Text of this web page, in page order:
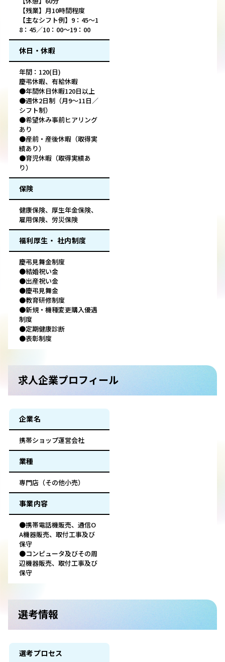
【残業】月10時間程度
【主なシフト例】9：45～1
8：45／10：00～19：00
休日・休暇
年間：120(日)
慶弔休暇、有給休暇
●年間休日休暇120日以上
●週休2日制（月9～11日／
シフト制）
●希望休み事前ヒアリング
あり
●産前・産後休暇（取得実
績あり）
●育児休暇（取得実績あ
り）
保険
健康保険、厚生年金保険、
雇用保険、労災保険
福利厚生・ 社内制度
慶弔見舞金制度
●結婚祝い金
●出産祝い金
●慶弔見舞金
●教育研修制度
●新規・機種変更購入優遇
制度
●定期健康診断
●表彰制度
求人企業プロフィール
企業名
携帯ショップ運営会社
業種
専門店（その他小売）
事業内容
●携帯電話機販売、通信O
A機器販売、取付工事及び
保守
●コンピュータ及びその周
辺機器販売、取付工事及び
保守
選考情報
選考プロセス